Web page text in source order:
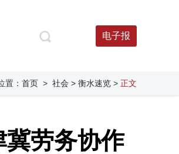
电子报
置： 首页 > 社会 > 衡水速览 > 正文
劳务协作